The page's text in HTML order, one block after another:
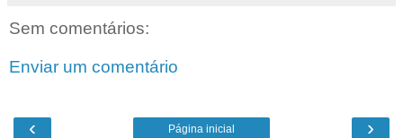
Sem comentários:
Enviar um comentário
‹ ›
Página inicial